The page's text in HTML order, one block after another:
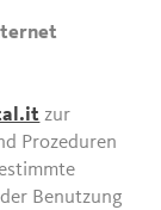
zur
Prozeduren
Benutzung